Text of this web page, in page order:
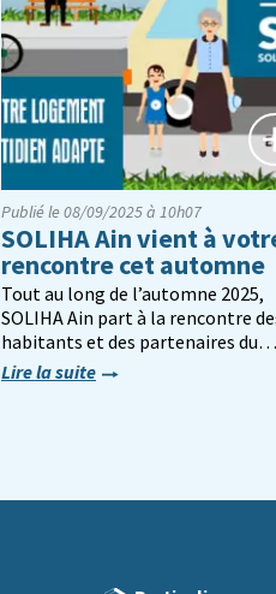
Publié le 08/09/2025 à 10h07
SOLIHA Ain vient à
rencontre cet automne
Tout au long de l’automne 2025,
SOLIHA Ain part à la rencontre
habitants et des partenaires du…
Lire la suite